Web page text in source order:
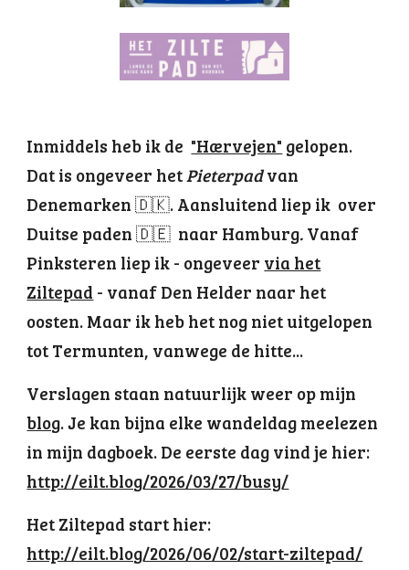
Inmiddels heb ik de "Hærvejen" gelopen.
Dat is ongeveer hetPieterpadvan
Denemarken 🇩🇰. Aansluitend liep ik over
Duitse paden 🇩🇪 naar Hamburg. Vanaf
Pinksteren liep ik - ongeveer via het
Ziltepad - vanaf Den Helder naar het
oosten. Maar ik heb het nog niet uitgelopen
tot Termunten, vanwege de hitte...
Verslagen staan natuurlijk weer op mijn
blog. Je kan bijna elke wandeldag meelezen
in mijn dagboek. De eerste dag vind je hier:
http://eilt.blog/2026/03/27/busy/
Het Ziltepad start hier:
http://eilt.blog/2026/06/02/start-ziltepad/